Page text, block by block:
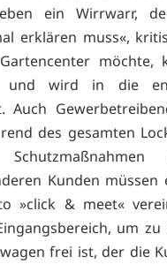
ein Wirrwarr,
erklären muss«,
möchte,
und wird in die
Auch
des gesamten
Schutzmaßnahmen
Kunden müssen
»click & meet«
um
frei ist, der die